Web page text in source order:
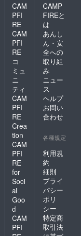
CAM
PFI
RE
CAM
PFI
RE
コ
ミュ
ニ
ティ
CAM
PFI
RE
Crea
tion
CAM
PFI
RE
for
Soci
al
Goo
d
CAM
PFI
CAMP
FIREと
は
あんし
ん・安
全への
取り組
み
ニュー
ス
ヘルプ
お問い
合わせ
各種規定
利用規
約
細則
プライ
バシー
ポリ
シー
特定商
取引法